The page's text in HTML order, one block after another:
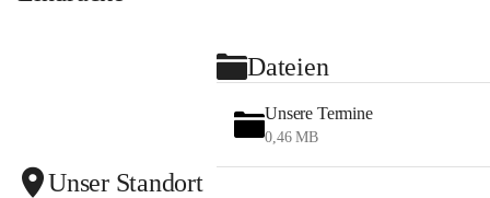
Dateien
Unsere Termine
0,46 MB
Unser Standort